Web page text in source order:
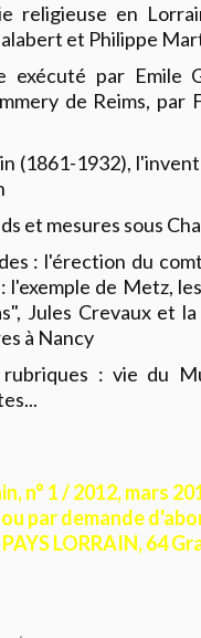
religieuse en
et Philippe
exécuté par Emile
de Reims, par
(1861-1932),
et mesures sous
: l'érection du
l'exemple de Metz,
Jules Crevaux et
à Nancy
: vie du
n° 1 / 2012, mars
par demande
LORRAIN, 64